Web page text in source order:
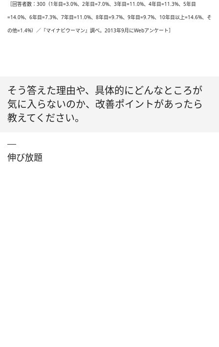
［回答者数：300（1年目=3.0%、2年目=7.0%、3年目=11.0%、4年目=11.3%、5年目
=14.0%、6年目=7.3%、7年目=11.0%、8年目=9.7%、9年目=9.7%、10年目以上=14.6%、そ
の他=1.4%）／『マイナビウーマン』調べ。2013年9月にWebアンケート］
そう答えた理由や、具体的にどんなところが
気に入らないのか、改善ポイントがあったら
教えてください。
伸び放題